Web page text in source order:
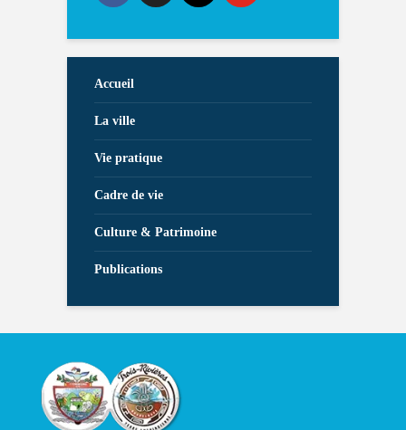
Accueil
La ville
Vie pratique
Cadre de vie
Culture & Patrimoine
Publications